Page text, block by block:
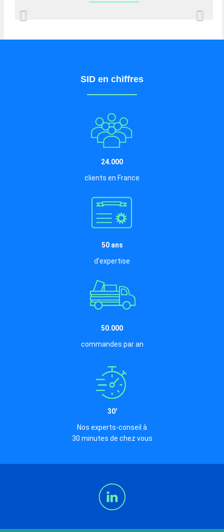
Previous
SID en chiffres
24.000
clients en France
50 ans
d'expertise
50.000
commandes par an
30'
Nos experts-conseil à
30 minutes de chez vous